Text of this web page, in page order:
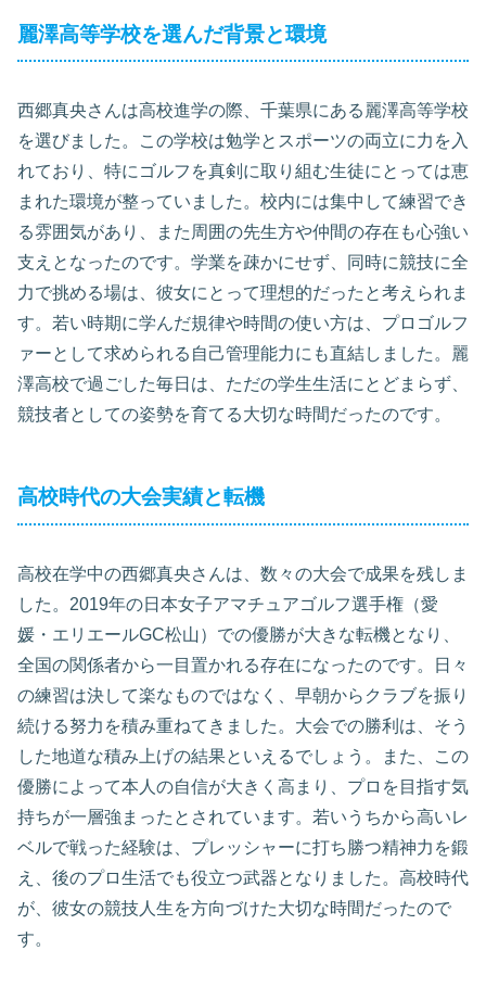
麗澤高等学校を選んだ背景と環境
西郷真央さんは高校進学の際、千葉県にある麗澤高等学校
を選びました。この学校は勉学とスポーツの両立に力を入
れており、特にゴルフを真剣に取り組む生徒にとっては恵
まれた環境が整っていました。校内には集中して練習でき
る雰囲気があり、また周囲の先生方や仲間の存在も心強い
支えとなったのです。学業を疎かにせず、同時に競技に全
力で挑める場は、彼女にとって理想的だったと考えられま
す。若い時期に学んだ規律や時間の使い方は、プロゴルフ
ァーとして求められる自己管理能力にも直結しました。麗
澤高校で過ごした毎日は、ただの学生生活にとどまらず、
競技者としての姿勢を育てる大切な時間だったのです。
高校時代の大会実績と転機
高校在学中の西郷真央さんは、数々の大会で成果を残しま
した。2019年の日本女子アマチュアゴルフ選手権（愛
媛・エリエールGC松山）での優勝が大きな転機となり、
全国の関係者から一目置かれる存在になったのです。日々
の練習は決して楽なものではなく、早朝からクラブを振り
続ける努力を積み重ねてきました。大会での勝利は、そう
した地道な積み上げの結果といえるでしょう。また、この
優勝によって本人の自信が大きく高まり、プロを目指す気
持ちが一層強まったとされています。若いうちから高いレ
ベルで戦った経験は、プレッシャーに打ち勝つ精神力を鍛
え、後のプロ生活でも役立つ武器となりました。高校時代
が、彼女の競技人生を方向づけた大切な時間だったので
す。